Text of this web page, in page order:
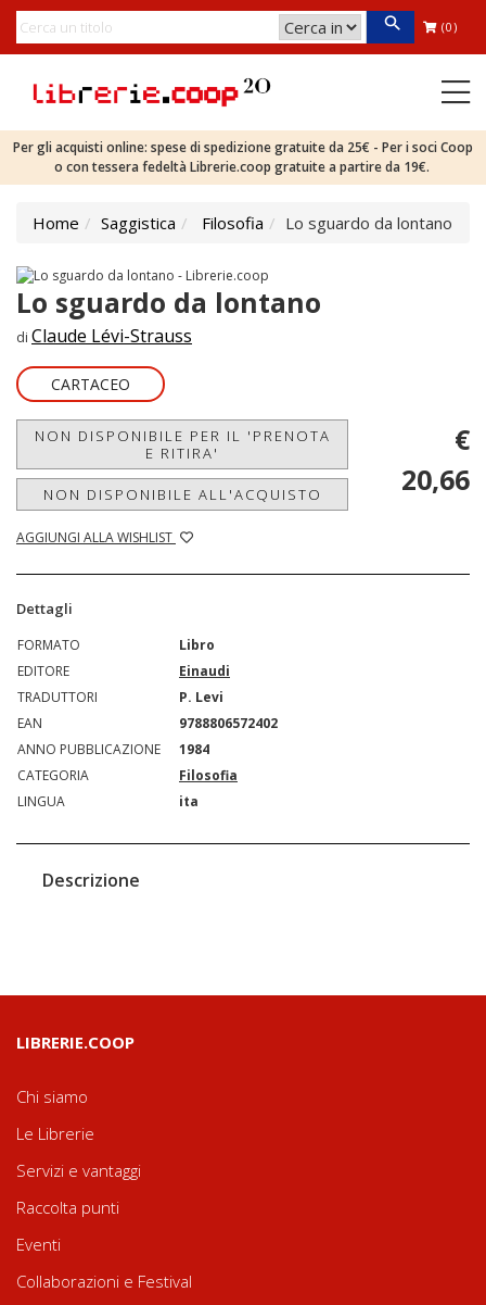
(0)
Per gli acquisti online: spese di spedizione gratuite da 25€ - Per i soci Coop
o con tessera fedeltà Librerie.coop gratuite a partire da 19€.
Home Saggistica Filosofia Lo sguardo da lontano
Lo sguardo da lontano
di Claude Lévi-Strauss
CARTACEO
NON DISPONIBILE PER IL 'PRENOTA
E RITIRA'
NON DISPONIBILE ALL'ACQUISTO
AGGIUNGI ALLA WISHLIST
€
20,66
Dettagli
FORMATO
Libro
EDITORE
Einaudi
TRADUTTORI
P. Levi
EAN
9788806572402
ANNO PUBBLICAZIONE
1984
CATEGORIA
Filosofia
LINGUA
ita
Descrizione
LIBRERIE.COOP
Chi siamo
Le Librerie
Servizi e vantaggi
Raccolta punti
Eventi
Collaborazioni e Festival